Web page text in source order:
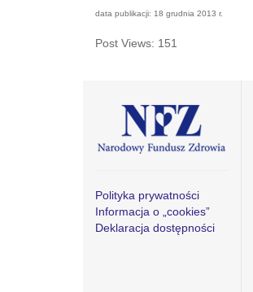
data publikacji: 18 grudnia 2013 r.
Post Views: 151
Polityka prywatności
Informacja o „cookies”
Deklaracja dostępności